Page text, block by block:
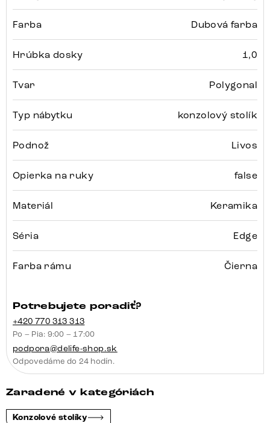
Farba Dubová farba
Hrúbka dosky 1,0
Tvar Polygonal
Typ nábytku konzolový stolík
Podnož Livos
Opierka na ruky false
Materiál Keramika
Séria Edge
Farba rámu Čierna
Potrebujete poradiť?
+420 770 313 313
Po – Pia: 9:00 – 17:00
podpora@delife-shop.sk
Odpovedáme do 24 hodín.
Zaradené v kategóriách
Konzolové stolíky